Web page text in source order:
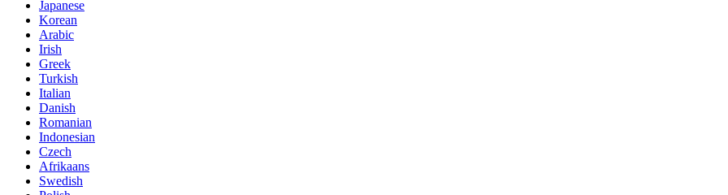
Japanese
Korean
Arabic
Irish
Greek
Turkish
Italian
Danish
Romanian
Indonesian
Czech
Afrikaans
Swedish